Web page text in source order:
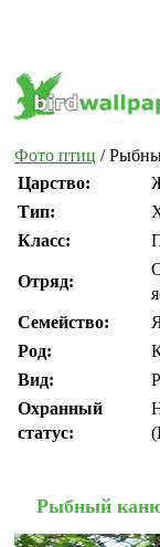
Фото птиц /
Царство:
Тип:
Класс:
Отряд:
Семейство:
Род:
Вид:
Охранный
статус:
Рыбный